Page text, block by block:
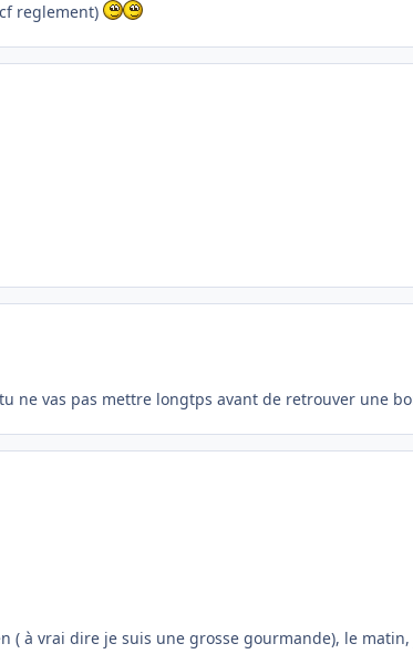
reglement)
ne vas pas mettre longtps avant de retrouver une
( à vrai dire je suis une grosse gourmande), le